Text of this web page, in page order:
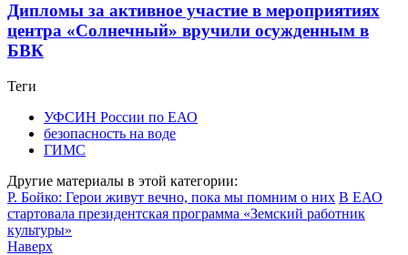
Дипломы за активное участие в мероприятиях
центра «Солнечный» вручили осужденным в
БВК
Теги
УФСИН России по ЕАО
безопасность на воде
ГИМС
Другие материалы в этой категории:
Р. Бойко: Герои живут вечно, пока мы помним о них В ЕАО
стартовала президентская программа «Земский работник
культуры»
Наверх